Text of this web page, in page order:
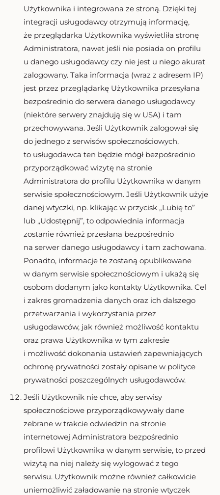
Użytkownika i integrowana ze stroną. Dzięki tej
integracji usługodawcy otrzymują informację,
że przeglądarka Użytkownika wyświetliła stronę
Administratora, nawet jeśli nie posiada on profilu
u danego usługodawcy czy nie jest u niego akurat
zalogowany. Taka informacja (wraz z adresem IP)
jest przez przeglądarkę Użytkownika przesyłana
bezpośrednio do serwera danego usługodawcy
(niektóre serwery znajdują się w USA) i tam
przechowywana. Jeśli Użytkownik zalogował się
do jednego z serwisów społecznościowych,
to usługodawca ten będzie mógł bezpośrednio
przyporządkować wizytę na stronie
Administratora do profilu Użytkownika w danym
serwisie społecznościowym. Jeśli Użytkownik użyje
danej wtyczki, np. klikając w przycisk „Lubię to”
lub „Udostępnij”, to odpowiednia informacja
zostanie również przesłana bezpośrednio
na serwer danego usługodawcy i tam zachowana.
Ponadto, informacje te zostaną opublikowane
w danym serwisie społecznościowym i ukażą się
osobom dodanym jako kontakty Użytkownika. Cel
i zakres gromadzenia danych oraz ich dalszego
przetwarzania i wykorzystania przez
usługodawców, jak również możliwość kontaktu
oraz prawa Użytkownika w tym zakresie
i możliwość dokonania ustawień zapewniających
ochronę prywatności zostały opisane w polityce
prywatności poszczególnych usługodawców.
Jeśli Użytkownik nie chce, aby serwisy
społecznościowe przyporządkowywały dane
zebrane w trakcie odwiedzin na stronie
internetowej Administratora bezpośrednio
profilowi Użytkownika w danym serwisie, to przed
wizytą na niej należy się wylogować z tego
serwisu. Użytkownik możne również całkowicie
uniemożliwić załadowanie na stronie wtyczek